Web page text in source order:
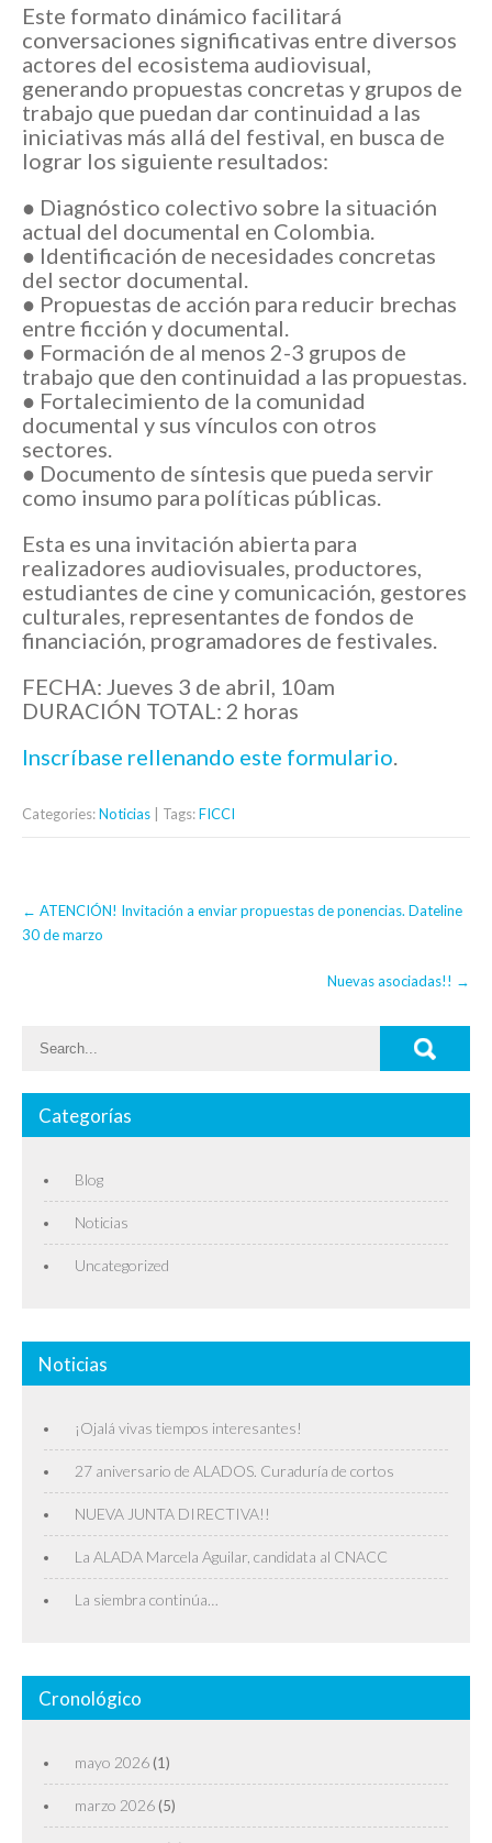
Este formato dinámico facilitará
conversaciones significativas entre diversos
actores del ecosistema audiovisual,
generando propuestas concretas y grupos de
trabajo que puedan dar continuidad a las
iniciativas más allá del festival, en busca de
lograr los siguiente resultados:
● Diagnóstico colectivo sobre la situación
actual del documental en Colombia.
● Identificación de necesidades concretas
del sector documental.
● Propuestas de acción para reducir brechas
entre ficción y documental.
● Formación de al menos 2-3 grupos de
trabajo que den continuidad a las propuestas.
● Fortalecimiento de la comunidad
documental y sus vínculos con otros
sectores.
● Documento de síntesis que pueda servir
como insumo para políticas públicas.
Esta es una invitación abierta para
realizadores audiovisuales, productores,
estudiantes de cine y comunicación, gestores
culturales, representantes de fondos de
financiación, programadores de festivales.
FECHA: Jueves 3 de abril, 10am
DURACIÓN TOTAL: 2 horas
Inscríbase rellenando este formulario
Categories:Noticias | Tags:FICCI
Post
navigation
← ATENCIÓN! Invitación a enviar propuestas de ponencias. Dateline
30 de marzo
Nuevas asociadas!! →
Categorías
Blog
Noticias
Uncategorized
Noticias
¡Ojalá vivas tiempos interesantes!
27 aniversario de ALADOS. Curaduría de cortos
NUEVA JUNTA DIRECTIVA!!
La ALADA Marcela Aguilar, candidata al CNACC
La siembra continúa…
Cronológico
mayo 2026 (1)
marzo 2026 (5)